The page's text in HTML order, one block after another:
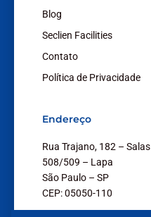
Blog
Seclien Facilities
Contato
Política de Privacidade
Endereço
Rua Trajano, 182 – Salas
508/509 – Lapa
São Paulo – SP
CEP: 05050-110